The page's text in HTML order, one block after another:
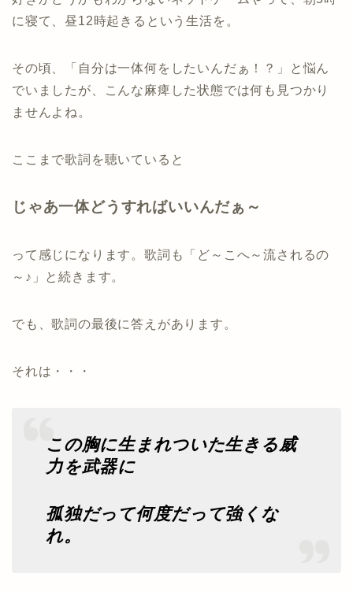
に寝て、昼12時起きるという生活を。
その頃、「自分は一体何をしたいんだぁ！？」と悩ん
でいましたが、こんな麻痺した状態では何も見つかり
ませんよね。
ここまで歌詞を聴いていると
じゃあ一体どうすればいいんだぁ～
って感じになります。歌詞も「ど～こへ～流されるの
～♪」と続きます。
でも、歌詞の最後に答えがあります。
それは・・・
この胸に生まれついた生きる威
力を武器に
孤独だって何度だって強くな
れ。